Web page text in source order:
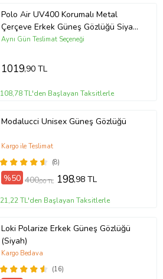
Polo Air UV400 Korumalı Metal
Çerçeve Erkek Güneş Gözlüğü Siyah
Gümüş Yeşil Renk PLG-2118C4
Aynı Gün Teslimat Seçeneği
1019,90 TL
108,78 TL'den Başlayan Taksitlerle
Modalucci Unisex Güneş Gözlüğü
(8)
Kargo ile Teslimat
%50 400,00 TL 198,98 TL
21,22 TL'den Başlayan Taksitlerle
Loki Polarize Erkek Güneş Gözlüğü
(Siyah)
(16)
Kargo Bedava